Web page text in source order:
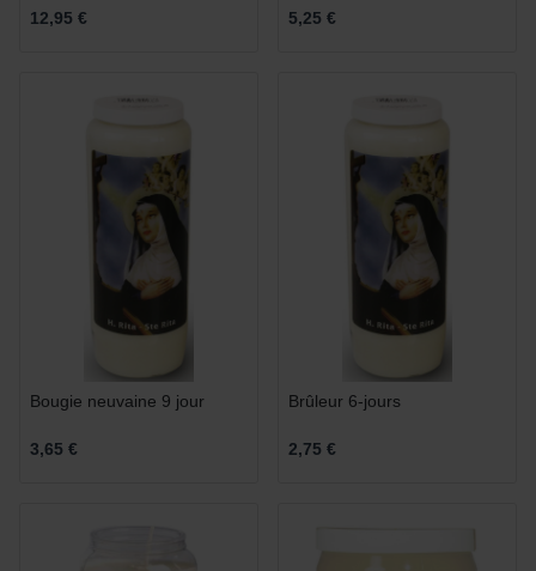
12,95 €
5,25 €
Bougie neuvaine 9 jour
3,65 €
Brûleur 6-jours
2,75 €